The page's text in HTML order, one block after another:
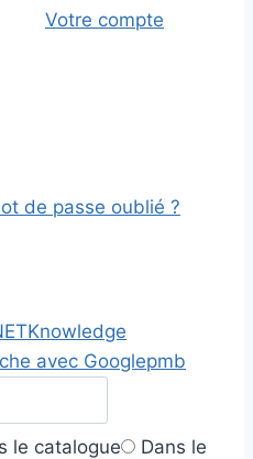
Votre compte
de passe oublié ?
Knowledge
avec Googlepmb
le catalogue
Dans le